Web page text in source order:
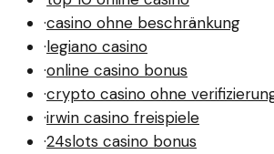
·casino ohne beschränkung
·legiano casino
·online casino bonus
·crypto casino ohne
·irwin casino freispiele
·24slots casino bonus